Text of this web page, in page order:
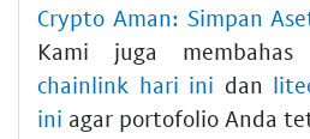
Crypto Aman: Simpan
Kami juga
chainlink hari ini dan
ini agar portofolio Anda